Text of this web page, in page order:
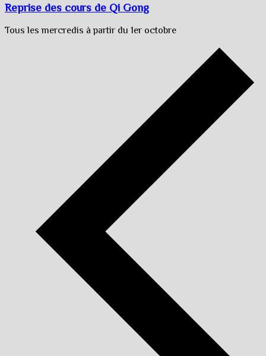
Reprise des cours de Qi Gong
Tous les mercredis à partir du 1er octobre